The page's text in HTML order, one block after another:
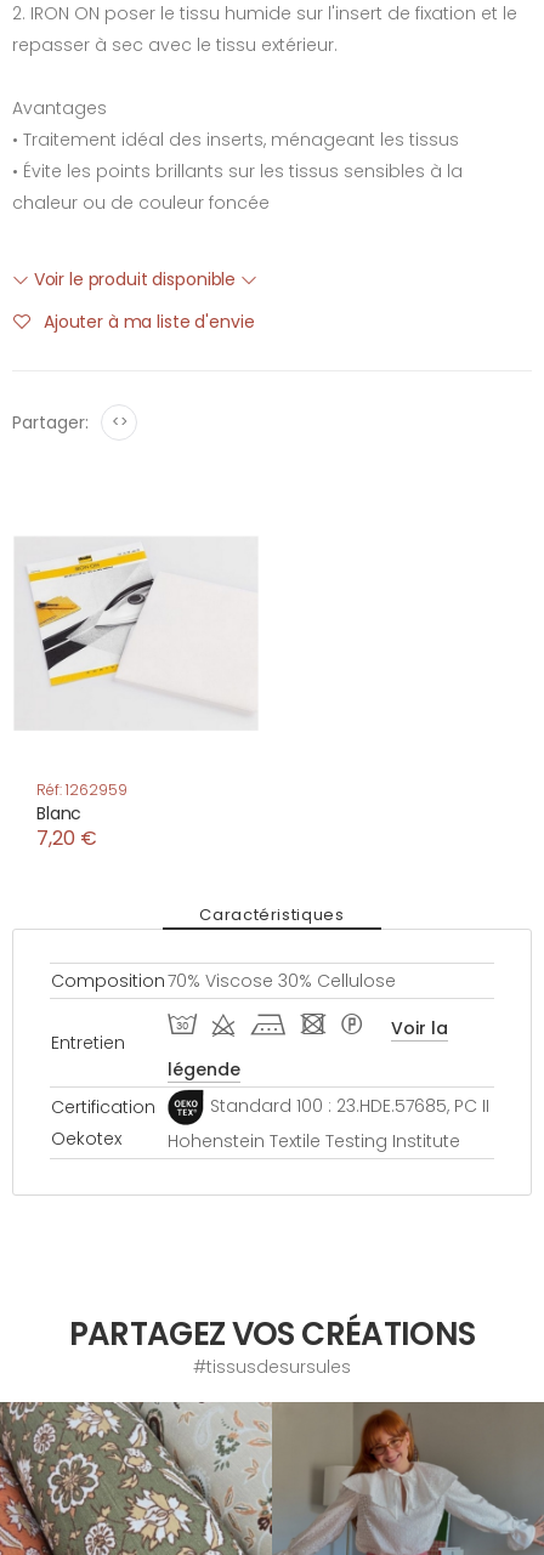
2. IRON ON poser le tissu humide sur l'insert de fixation et le
repasser à sec avec le tissu extérieur.
Avantages
• Traitement idéal des inserts, ménageant les tissus
• Évite les points brillants sur les tissus sensibles à la
chaleur ou de couleur foncée
Voir le produit disponible
Ajouter à ma liste d'envie
Partager: <>
Réf: 1262959
Blanc
7,20 €
Caractéristiques
Composition70% Viscose 30% Cellulose
Entretien
T d k - *
Voir la
légende
Certification
Oekotex
Standard 100 : 23.HDE.57685, PC II
Hohenstein Textile Testing Institute
PARTAGEZ VOS CRÉATIONS
#tissusdesursules